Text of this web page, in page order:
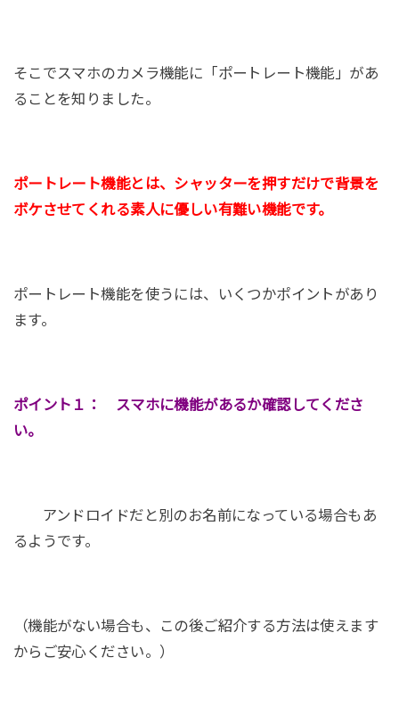
そこでスマホのカメラ機能に「ポートレート機能」があ
ることを知りました。
ポートレート機能とは、シャッターを押すだけで背景を
ボケさせてくれる素人に優しい有難い機能です。
ポートレート機能を使うには、いくつかポイントがあり
ます。
ポイント１： スマホに機能があるか確認してくださ
い。
アンドロイドだと別のお名前になっている場合もあ
るようです。
（機能がない場合も、この後ご紹介する方法は使えます
からご安心ください。）